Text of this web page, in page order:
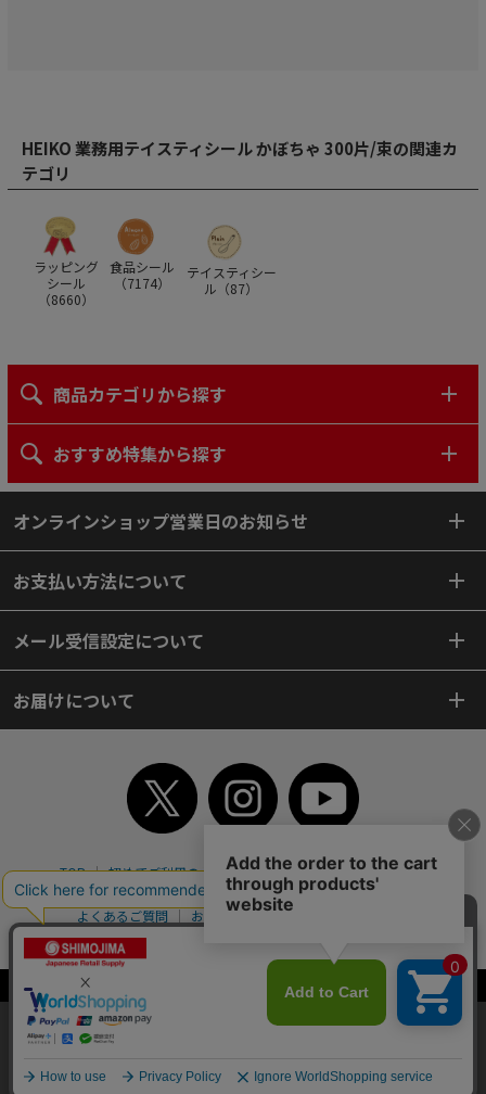
当サイトはクッキー（Cookie）を使用しています。Cookieの使用に同意いた
だける場合は「OK」をクリックしてください。
OK
HEIKO 業務用テイスティシール かぼちゃ 300片/束の関連カ
テゴリ
ラッピング
シール
（8660）
食品シール
（7174）
テイスティシー
ル（87）
商品カテゴリから探す
おすすめ特集から探す
オンラインショップ営業日のお知らせ
お支払い方法について
メール受信設定について
お届けについて
TOP 初めてご利用のお客様へ ご利用案内
ご利用規約
個人情報保護方針
特定商取引法
会社案内
よくあるご質問
お問い合わせ
ピンポイントサーチ
サイトマップ
Copyright© 2018 SHIMOJIMA Co.,Ltd. All Rights Reserved.